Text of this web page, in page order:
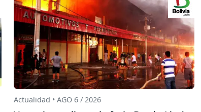
Actualidad • AGO 6 / 2026